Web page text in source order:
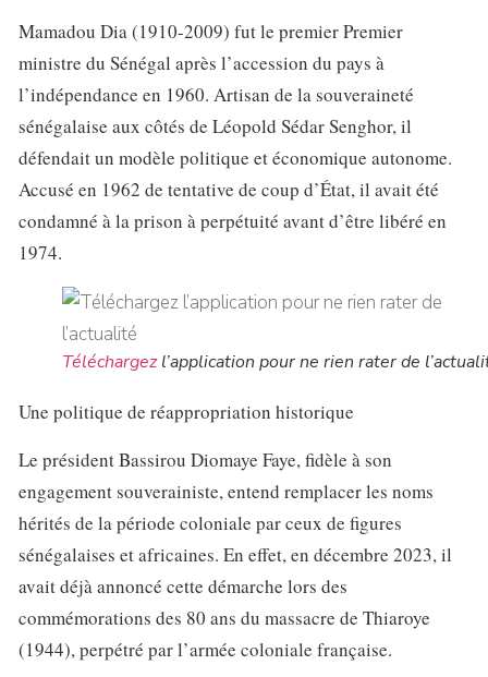
Mamadou Dia (1910-2009) fut le premier Premier
ministre du Sénégal après l’accession du pays à
l’indépendance en 1960. Artisan de la souveraineté
sénégalaise aux côtés de Léopold Sédar Senghor, il
défendait un modèle politique et économique autonome.
Accusé en 1962 de tentative de coup d’État, il avait été
condamné à la prison à perpétuité avant d’être libéré en
1974.
Téléchargezl’application pour ne rien rater de
Une politique de réappropriation historique
Le président Bassirou Diomaye Faye, fidèle à son
engagement souverainiste, entend remplacer les noms
hérités de la période coloniale par ceux de figures
sénégalaises et africaines. En effet, en décembre 2023, il
avait déjà annoncé cette démarche lors des
commémorations des 80 ans du massacre de Thiaroye
(1944), perpétré par l’armée coloniale française.